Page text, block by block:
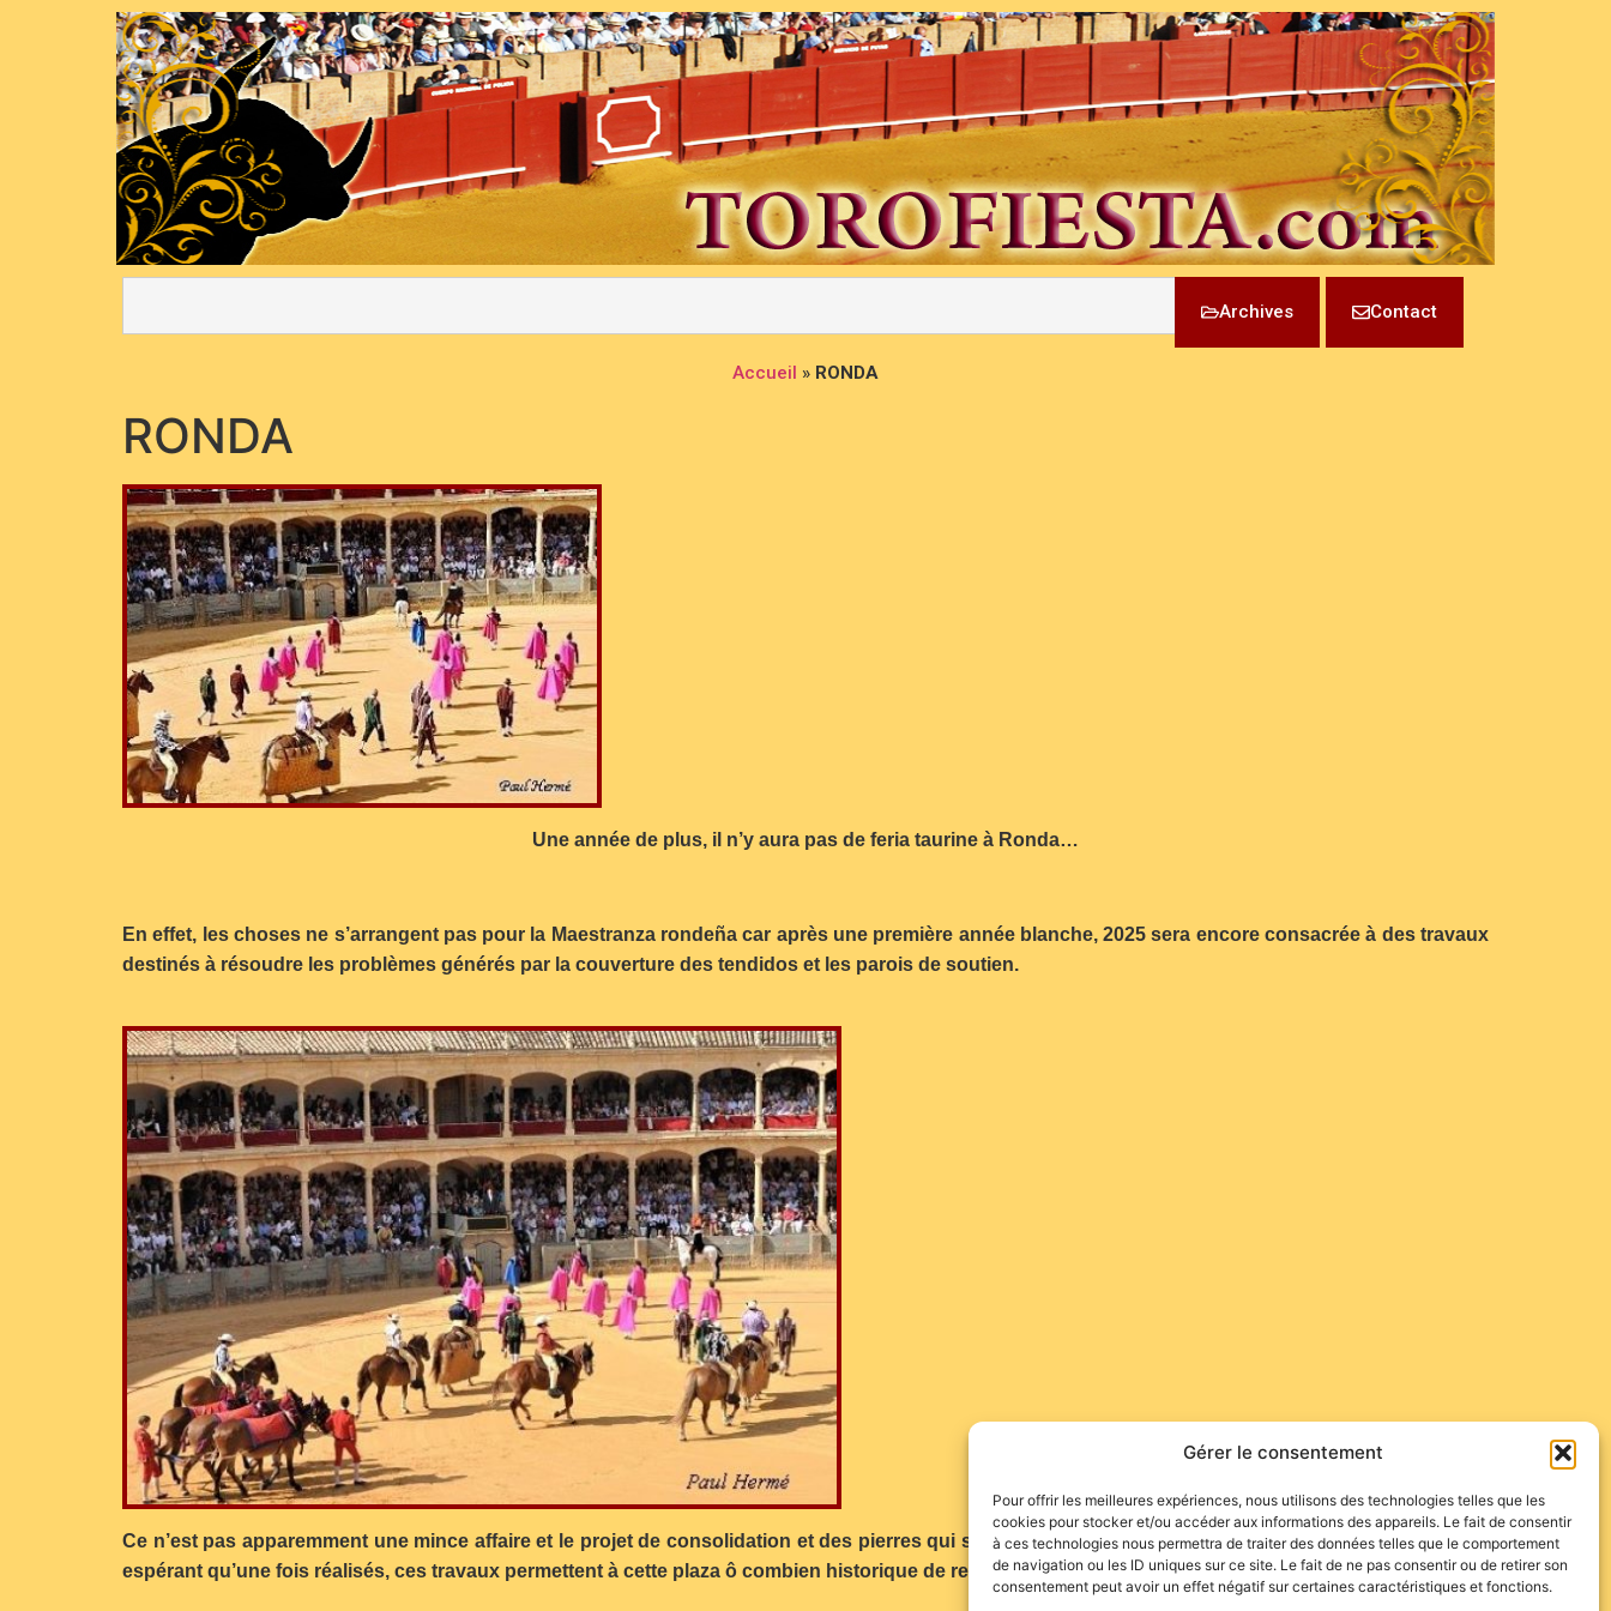
Gérer le consentement
Pour offrir les meilleures expériences, nous utilisons des technologies telles que les
cookies pour stocker et/ou accéder aux informations des appareils. Le fait de consentir
à ces technologies nous permettra de traiter des données telles que le comportement
de navigation ou les ID uniques sur ce site. Le fait de ne pas consentir ou de retirer son
consentement peut avoir un effet négatif sur certaines caractéristiques et fonctions.
Archives Contact
Accueil » RONDA
RONDA
Une année de plus, il n’y aura pas de feria taurine à Ronda…
En effet, les choses ne s’arrangent pas pour la Maestranza rondeña car après une première année blanche, 2025 sera encore consacrée à des travaux
destinés à résoudre les problèmes générés par la couverture des tendidos et les parois de soutien.
Ce n’est pas apparemment une mince affaire et le projet de consolidation et des pierres qui supportent les arcades nécessitera un délai plus long. En
espérant qu’une fois réalisés, ces travaux permettent à cette plaza ô combien historique de retrouver son lustre d’antan…